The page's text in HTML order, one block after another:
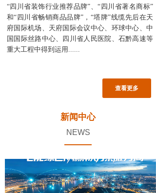
查看更多
“四川省装饰行业推荐品牌”、“四川省著名商标”
和“四川省畅销商品品牌”，“塔牌”线缆先后在天
府国际机场、天府国际会议中心、 环球中心、 中
国国际丝路中心、
四川省人民医院、石黔高速等
重大工程中得到运用......
新闻中心
NEWS